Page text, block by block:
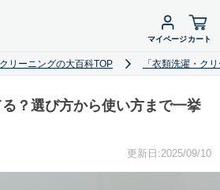
マイページカート
リーニングの大百科TOP 「衣類洗濯・ク
？選び方から使い方まで一挙
更新日:2025/09/10